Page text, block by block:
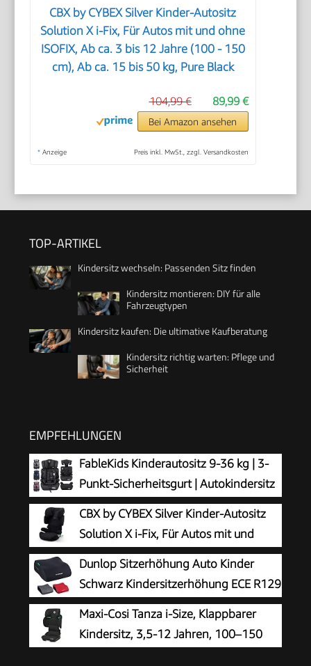
CBX by CYBEX Silver Kinder-Autositz
Solution X i-Fix, Für Autos mit und ohne
ISOFIX, Ab ca. 3 bis 12 Jahre (100 - 150
cm), Ab ca. 15 bis 50 kg, Pure Black
89,99 €
104,99 €
Bei Amazon ansehen
* Anzeige Preis inkl. MwSt., zzgl. Versandkosten
TOP-ARTIKEL
Kindersitz wechseln: Passenden Sitz finden
Kindersitz montieren: DIY für alle
Fahrzeugtypen
Kindersitz kaufen: Die ultimative Kaufberatung
Kindersitz richtig warten: Pflege und
Sicherheit
EMPFEHLUNGEN
FableKids Kinderautositz 9-36 kg | 3-
Punkt-Sicherheitsgurt | Autokindersitz
ab 15 M. | Autositz für Kinder 76-150
cm | Kindersitz einstellbare Kopfstütze ECE
R129/03 | Verstellbar | Schwarz
CBX by CYBEX Silver Kinder-Autositz
Solution X i-Fix, Für Autos mit und
ohne ISOFIX, Ab ca. 3 bis 12 Jahre
(100 - 150 cm), Ab ca. 15 bis 50 kg, Pure Black
Dunlop Sitzerhöhung Auto Kinder
Schwarz Kindersitzerhöhung ECE R129
- Ergonomischer Kindersitz Ab 3 Jahre
- Kinderautositz Mit Waschbarem Bezug -
Sitzkissen Auto Für Kinder 135-150 cm
Maxi-Cosi Tanza i-Size, Klappbarer
Kindersitz, 3,5-12 Jahren, 100–150